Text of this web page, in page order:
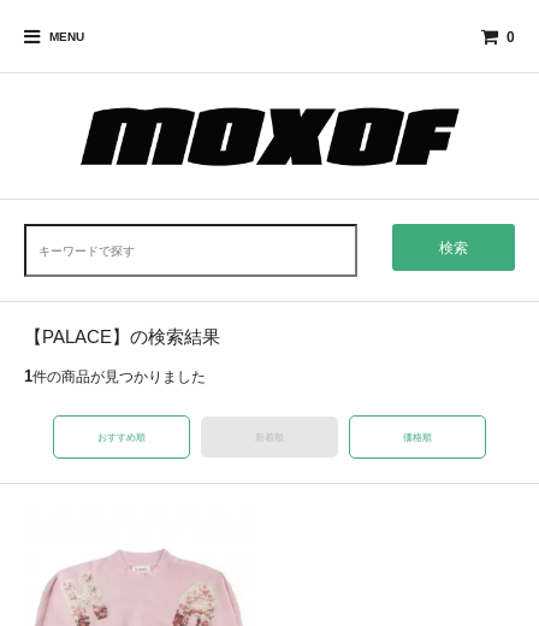
MENU 0
検索
【PALACE】の検索結果
1件の商品が見つかりました
おすすめ順 新着順 価格順